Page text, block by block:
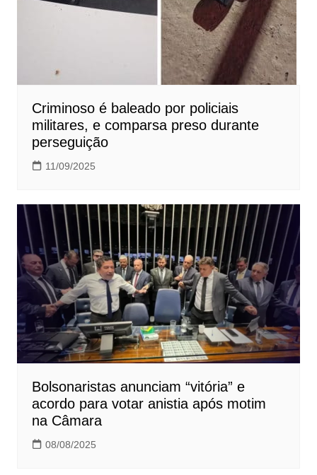
Criminoso é baleado por policiais
militares, e comparsa preso durante
perseguição
11/09/2025
Bolsonaristas anunciam “vitória” e
acordo para votar anistia após motim
na Câmara
08/08/2025